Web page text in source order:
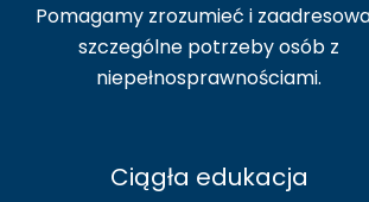
Pomagamy zrozumieć i
szczególne potrzeby osób z
niepełnosprawnościami.
Ciągła edukacja